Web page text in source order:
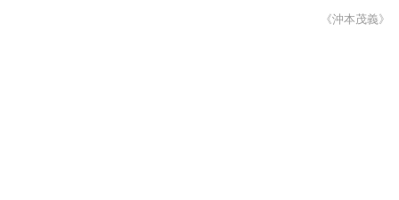
《沖本茂義》